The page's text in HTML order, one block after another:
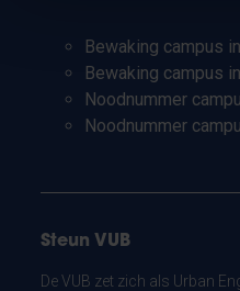
Bewaking campus
Bewaking campus
Noodnummer
Noodnummer
Steun VUB
De VUB zet zich als Urban